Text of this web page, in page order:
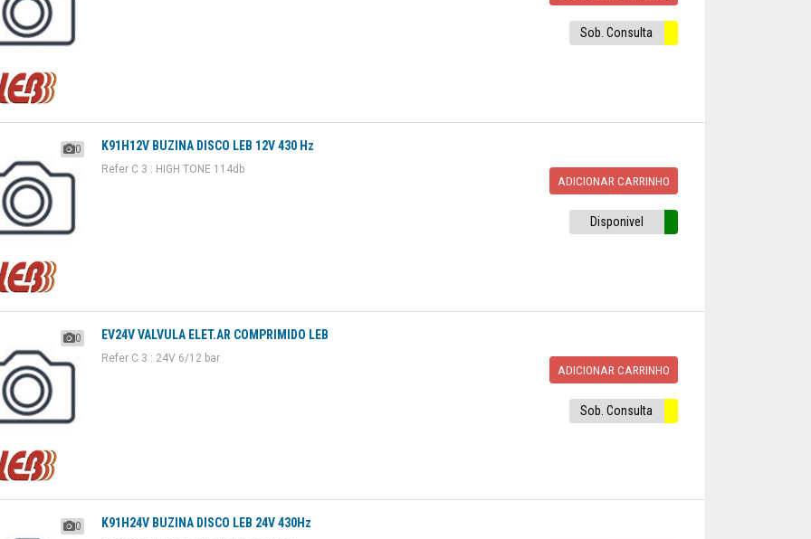
Sob. Consulta
0 K91H12V BUZINA DISCO LEB 12V 430 Hz
Refer C 3 : HIGH TONE 114db
ADICIONAR CARRINHO
Disponivel
0 EV24V VALVULA ELET.AR COMPRIMIDO LEB
Refer C 3 : 24V 6/12 bar
ADICIONAR CARRINHO
Sob. Consulta
0 K91H24V BUZINA DISCO LEB 24V 430Hz